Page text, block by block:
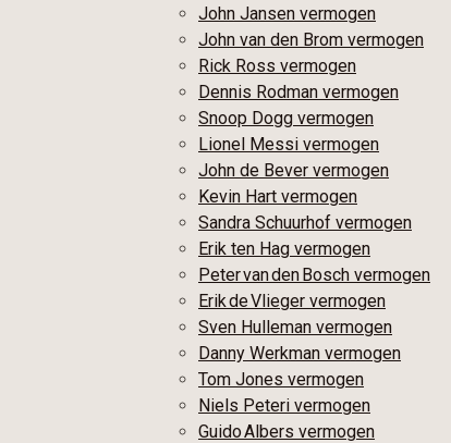
John Jansen vermogen
John van den Brom vermogen
Rick Ross vermogen
Dennis Rodman vermogen
Snoop Dogg vermogen
Lionel Messi vermogen
John de Bever vermogen
Kevin Hart vermogen
Sandra Schuurhof vermogen
Erik ten Hag vermogen
Peter van den Bosch vermogen
Erik de Vlieger vermogen
Sven Hulleman vermogen
Danny Werkman vermogen
Tom Jones vermogen
Niels Peteri vermogen
Guido Albers vermogen